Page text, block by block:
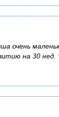
очень
на 30 нед.